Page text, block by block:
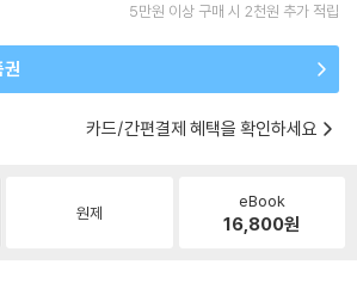
5만원 이상 구매 시 2천원 추가 적립
권
카드/간편결제 혜택을 확인하세요
원제
eBook
16,800원